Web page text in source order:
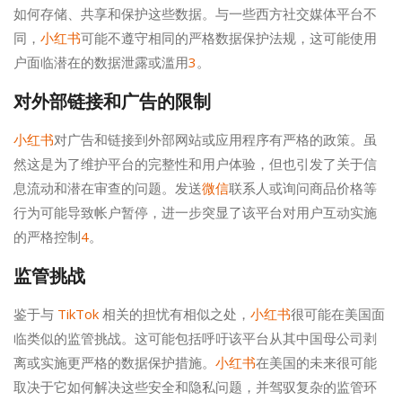
如何存储、共享和保护这些数据。与一些西方社交媒体平台不
同， 小红书可能不遵守相同的严格数据保护法规，这可能使用
户面临潜在的数据泄露或滥用3。
对外部链接和广告的限制
小红书对广告和链接到外部网站或应用程序有严格的政策。虽
然这是为了维护平台的完整性和用户体验，但也引发了关于信
息流动和潜在审查的问题。发送微信联系人或询问商品价格等
行为可能导致帐户暂停，进一步突显了该平台对用户互动实施
的严格控制4。
监管挑战
鉴于与 TikTok 相关的担忧有相似之处， 小红书很可能在美国面
临类似的监管挑战。这可能包括呼吁该平台从其中国母公司剥
离或实施更严格的数据保护措施。 小红书在美国的未来很可能
取决于它如何解决这些安全和隐私问题，并驾驭复杂的监管环